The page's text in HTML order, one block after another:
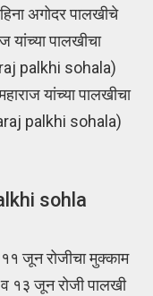
अगोदर पालखीचे
यांच्या पालखीचा
palkhi sohala)
यांच्या पालखीचा
palkhi sohala)
sohla
११ जून रोजीचा मुक्काम
१३ जून रोजी पालखी